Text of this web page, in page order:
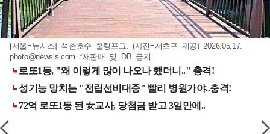
[서울=뉴시스] 석촌호수 쿨링포그. (사진=서초구 제공) 2026.05.17.
photo@newsis.com *재판매 및 DB 금지